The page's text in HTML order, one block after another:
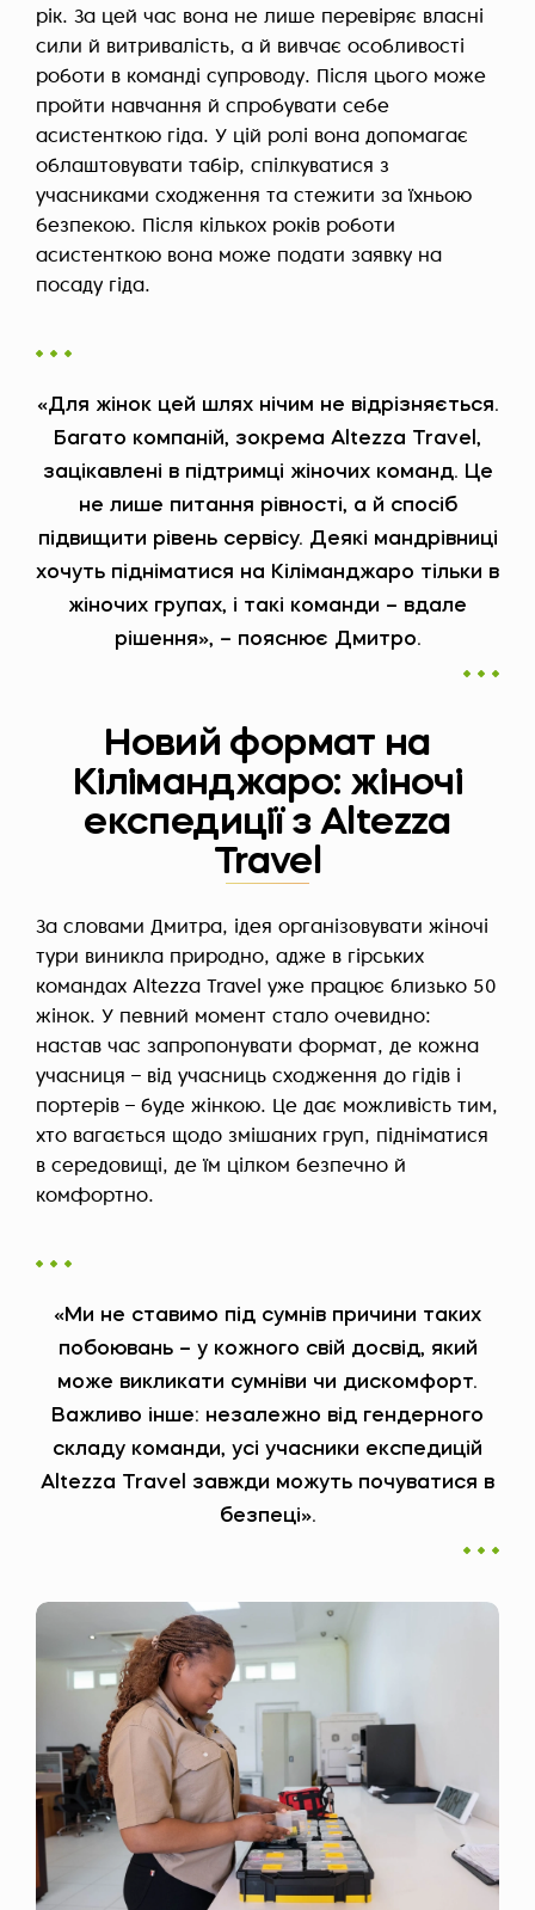
рік. За цей час вона не лише перевіряє власні
сили й витривалість, а й вивчає особливості
роботи в команді супроводу. Після цього може
пройти навчання й спробувати себе
асистенткою гіда. У цій ролі вона допомагає
облаштовувати табір, спілкуватися з
учасниками сходження та стежити за їхньою
безпекою. Після кількох років роботи
асистенткою вона може подати заявку на
посаду гіда.
«Для жінок цей шлях нічим не відрізняється.
Багато компаній, зокрема Altezza Travel,
зацікавлені в підтримці жіночих команд. Це
не лише питання рівності, а й спосіб
підвищити рівень сервісу. Деякі мандрівниці
хочуть підніматися на Кіліманджаро тільки в
жіночих групах, і такі команди – вдале
рішення», – пояснює Дмитро.
Новий формат на
Кіліманджаро: жіночі
експедиції з Altezza
Travel
За словами Дмитра, ідея організовувати жіночі
тури виникла природно, адже в гірських
командах Altezza Travel уже працює близько 50
жінок. У певний момент стало очевидно:
настав час запропонувати формат, де кожна
учасниця – від учасниць сходження до гідів і
портерів – буде жінкою. Це дає можливість тим,
хто вагається щодо змішаних груп, підніматися
в середовищі, де їм цілком безпечно й
комфортно.
«Ми не ставимо під сумнів причини таких
побоювань – у кожного свій досвід, який
може викликати сумніви чи дискомфорт.
Важливо інше: незалежно від гендерного
складу команди, усі учасники експедицій
Altezza Travel завжди можуть почуватися в
безпеці».